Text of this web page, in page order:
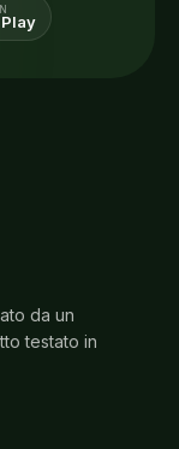
da un
testato in